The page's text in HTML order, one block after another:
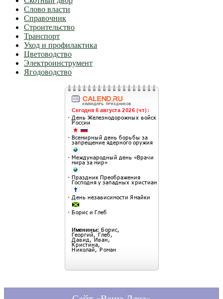
Слово власти
Справочник
Строительство
Транспорт
Уход и профилактика
Цветоводство
Электроинструмент
Ягодоводство